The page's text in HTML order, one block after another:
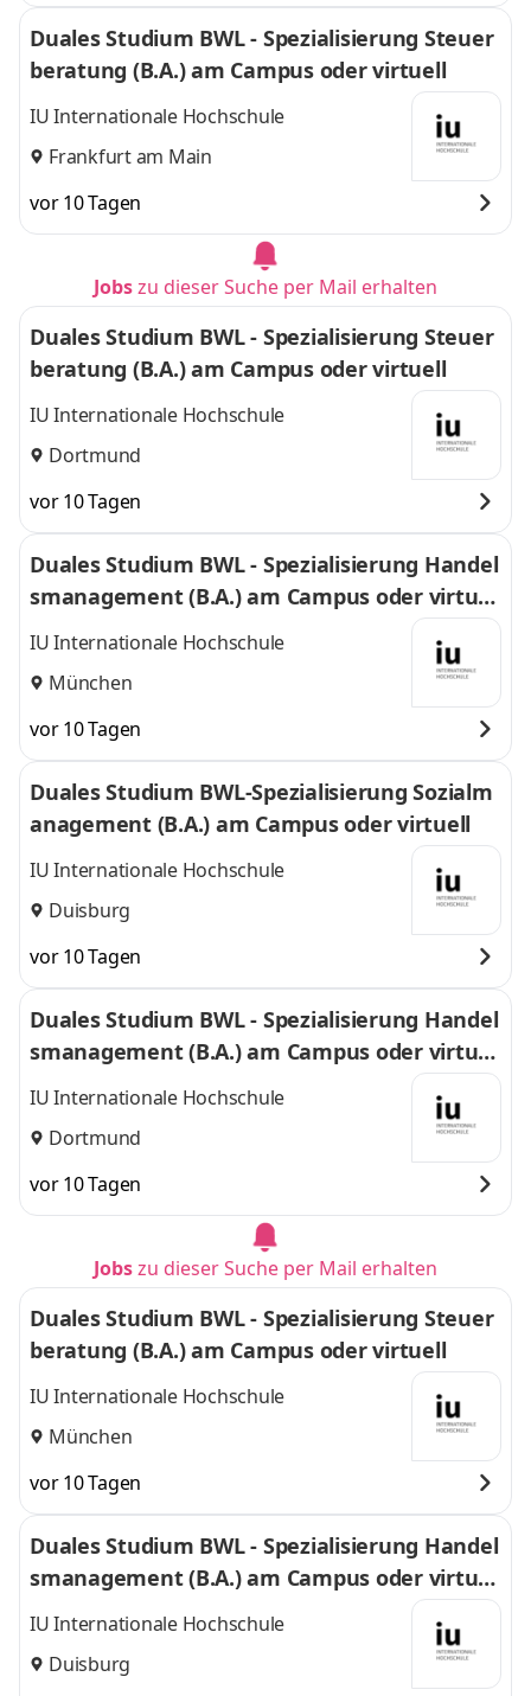
Duales Studium BWL - Spezialisierung Steuer
beratung (B.A.) am Campus oder virtuell
IU Internationale Hochschule
Frankfurt am Main
vor 10 Tagen
Jobszu dieser Suche per Mail erhalten
Duales Studium BWL - Spezialisierung Steuer
beratung (B.A.) am Campus oder virtuell
IU Internationale Hochschule
Dortmund
vor 10 Tagen
Duales Studium BWL - Spezialisierung Handel
smanagement (B.A.) am Campus oder virtuel
l
IU Internationale Hochschule
München
vor 10 Tagen
Duales Studium BWL-Spezialisierung Sozialm
anagement (B.A.) am Campus oder virtuell
IU Internationale Hochschule
Duisburg
vor 10 Tagen
Duales Studium BWL - Spezialisierung Handel
smanagement (B.A.) am Campus oder virtuel
l
IU Internationale Hochschule
Dortmund
vor 10 Tagen
Jobszu dieser Suche per Mail erhalten
Duales Studium BWL - Spezialisierung Steuer
beratung (B.A.) am Campus oder virtuell
IU Internationale Hochschule
München
vor 10 Tagen
Duales Studium BWL - Spezialisierung Handel
smanagement (B.A.) am Campus oder virtuel
l
IU Internationale Hochschule
Duisburg